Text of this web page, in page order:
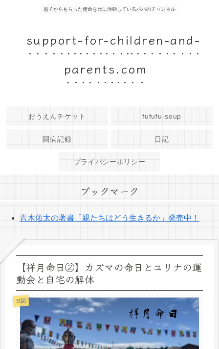
息子からもらった使命を元に活動しているパパのチャンネル
support-for-children-and-
parents.com
おうえんチケット fufufu-soup
闘病記録 日記
プライバシーポリシー
ブックマーク
青木佑太の著書「親たちはどう生きるか」発売中！
【祥月命日②】カズマの命日とユリナの運
動会と自宅の解体
日記